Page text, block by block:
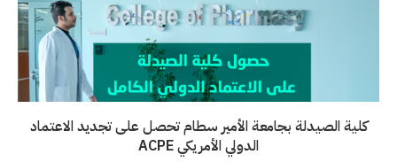
كلية الصيدلة بجامعة الأمير سطام تحصل على تجديد الاعتماد
الدولي الأمريكي ACPE